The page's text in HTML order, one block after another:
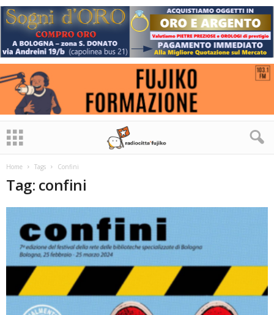
Home Tags Confini
Tag: confini